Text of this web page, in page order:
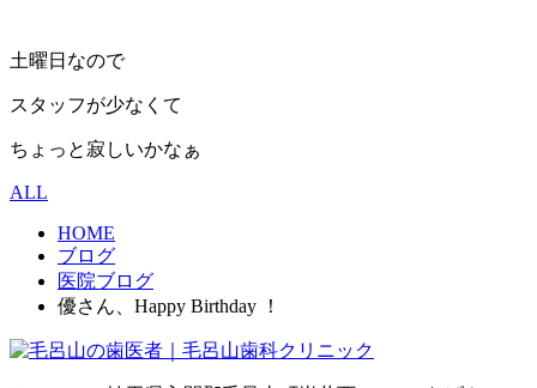
土曜日なので
スタッフが少なくて
ちょっと寂しいかなぁ
ALL
HOME
ブログ
医院ブログ
優さん、Happy Birthday ！